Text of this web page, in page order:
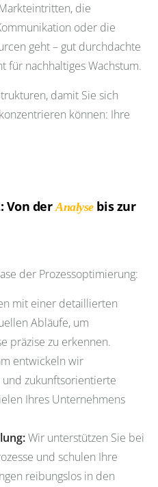
die
oder die
geht – gut durchdachte
für nachhaltiges Wachstum.
damit Sie sich
können: Ihre
Von derAnalysebis zur
der Prozessoptimierung:
mit einer detaillierten
Abläufe, um
präzise zu erkennen.
entwickeln wir
zukunftsorientierte
Ihres Unternehmens
Wir unterstützen Sie bei
und schulen Ihre
reibungslos in den